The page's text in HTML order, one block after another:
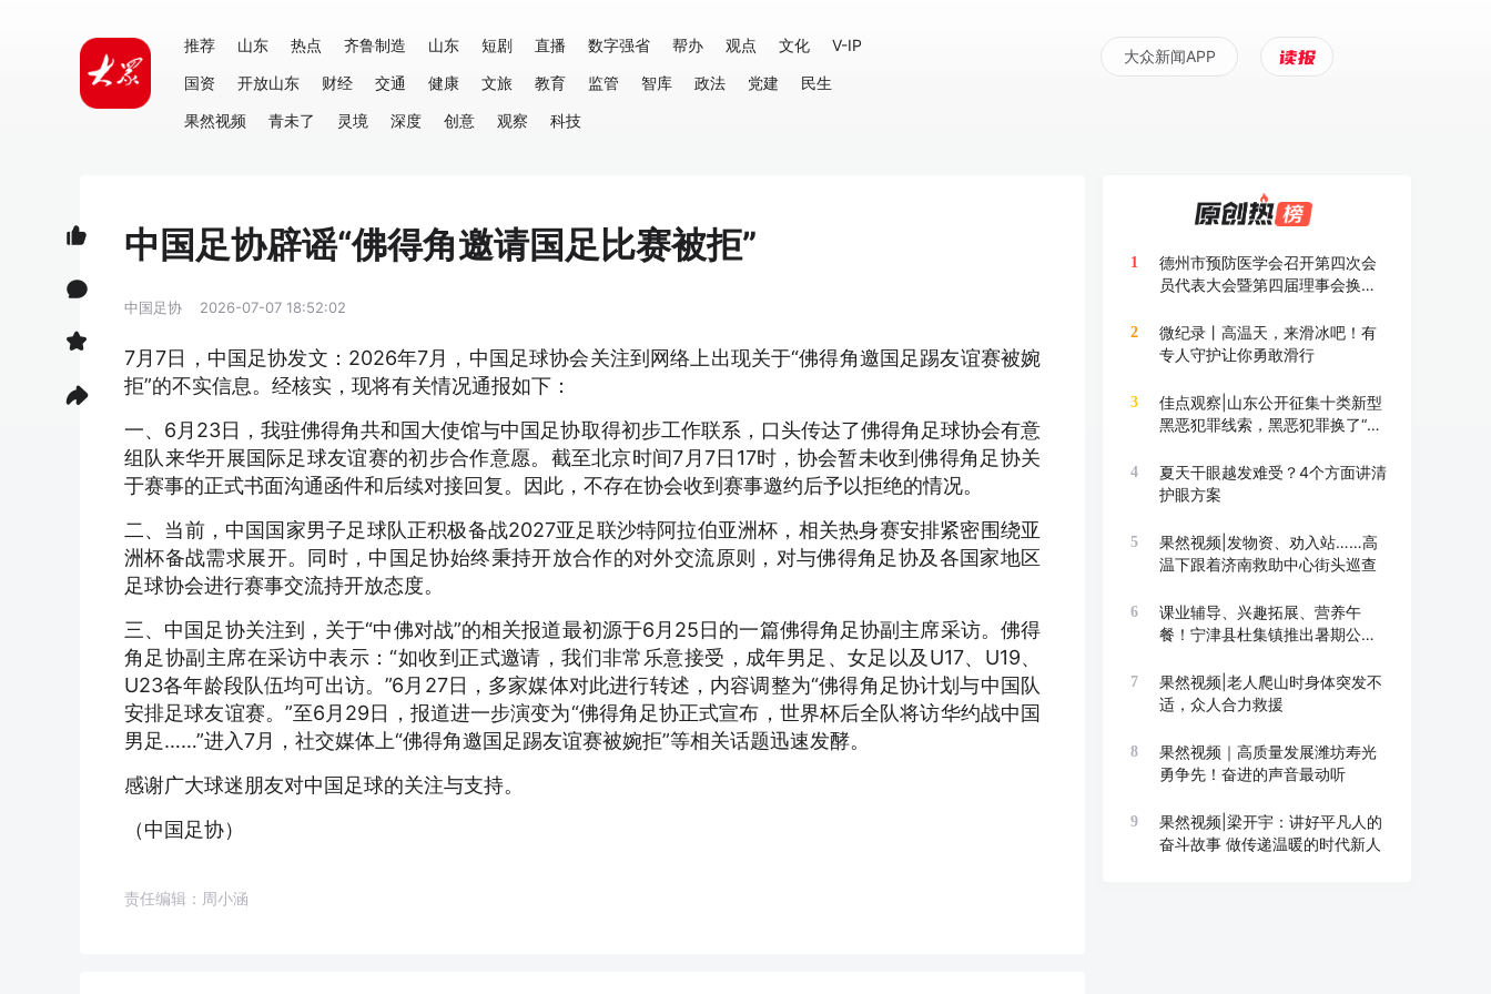
推荐 山东 热点 齐鲁制造 山东 短剧 直播 数字强省 帮办 观点 文化
V-IP
国资
开放山东 财经 交通 健康 文旅 教育 监管 智库 政法 党建
民生
果然视频
青未了 灵境 深度 创意 观察 科技
大众新闻APP
中国足协辟谣“佛得角邀请国足比赛被拒”
中国足协 2026-07-07 18:52:02
7月7日，中国足协发文：2026年7月，中国足球协会关注到网络上出现关于“佛得角邀国足踢友谊赛被婉
拒”的不实信息。经核实，现将有关情况通报如下：
一、6月23日，我驻佛得角共和国大使馆与中国足协取得初步工作联系，口头传达了佛得角足球协会有意
组队来华开展国际足球友谊赛的初步合作意愿。截至北京时间7月7日17时，协会暂未收到佛得角足协关
于赛事的正式书面沟通函件和后续对接回复。因此，不存在协会收到赛事邀约后予以拒绝的情况。
二、当前，中国国家男子足球队正积极备战2027亚足联沙特阿拉伯亚洲杯，相关热身赛安排紧密围绕亚
洲杯备战需求展开。同时，中国足协始终秉持开放合作的对外交流原则，对与佛得角足协及各国家地区
足球协会进行赛事交流持开放态度。
三、中国足协关注到，关于“中佛对战”的相关报道最初源于6月25日的一篇佛得角足协副主席采访。佛得
角足协副主席在采访中表示：“如收到正式邀请，我们非常乐意接受，成年男足、女足以及U17、U19、
U23各年龄段队伍均可出访。”6月27日，多家媒体对此进行转述，内容调整为“佛得角足协计划与中国队
安排足球友谊赛。”至6月29日，报道进一步演变为“佛得角足协正式宣布，世界杯后全队将访华约战中国
男足……”进入7月，社交媒体上“佛得角邀国足踢友谊赛被婉拒”等相关话题迅速发酵。
感谢广大球迷朋友对中国足球的关注与支持。
（中国足协）
责任编辑：周小涵
1
德州市预防医学会召开第四次会
员代表大会暨第四届理事会换届
2
微纪录丨高温天，来滑冰吧！有
专人守护让你勇敢滑行
3
佳点观察|山东公开征集十类新型
黑恶犯罪线索，黑恶犯罪换了“马
4
夏天干眼越发难受？4个方面讲清
护眼方案
5
果然视频|发物资、劝入站……高
温下跟着济南救助中心街头巡查
6
课业辅导、兴趣拓展、营养午
餐！宁津县杜集镇推出暑期公益
7
果然视频|老人爬山时身体突发不
适，众人合力救援
8
果然视频｜高质量发展潍坊寿光
勇争先！奋进的声音最动听
9
果然视频|梁开宇：讲好平凡人的
奋斗故事 做传递温暖的时代新人